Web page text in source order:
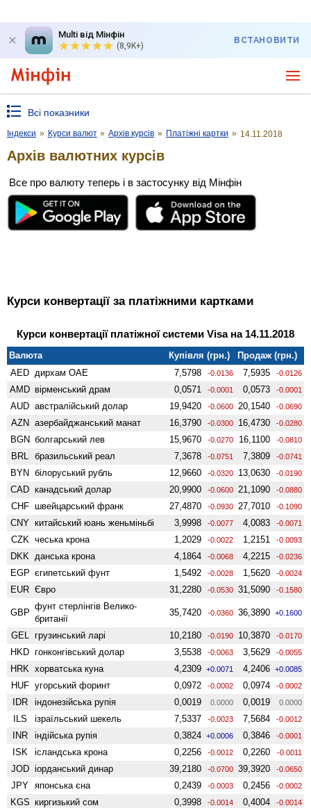
Multi від Мінфін
(8,9K+)
ВСТАНОВИТИ
Всі показники
Індекси » Курси валют » Архів курсів » Платіжні картки » 14.11.2018
Архів валютних курсів
Все про валюту теперь і в застосунку від Мінфін
Курси конвертації за платіжними картками
Курси конвертації платіжної системи Visa на 14.11.2018
Валюта Купівля (грн.)
Продаж (грн.)
AED дирхам ОАЕ 7,5798 -0.0136 7,5935 -0.0126
AMD вiрменський драм 0,0571 -0.0001 0,0573 -0.0001
AUD австралійський долар 19,9420 -0.0600 20,1540 -0.0690
AZN азербайджанський манат 16,3790 -0.0300 16,4730 -0.0280
BGN болгарський лев 15,9670 -0.0270 16,1100 -0.0810
BRL бразильський реал 7,3678 -0.0751 7,3809 -0.0741
BYN білоруський рубль 12,9660 -0.0320 13,0630 -0.0190
CAD канадський долар 20,9900 -0.0600 21,1090 -0.0880
CHF швейцарський франк 27,4870 -0.0930 27,7010 -0.1090
CNY китайський юань женьмiньбi 3,9998 -0.0077 4,0083 -0.0071
CZK чеська крона 1,2029 -0.0022 1,2151 -0.0093
DKK данська крона 4,1864 -0.0068 4,2215 -0.0236
EGP єгипетський фунт 1,5492 -0.0028 1,5620 -0.0024
EUR Євро 31,2280 -0.0530 31,5090 -0.1580
GBP
фунт стерлінгів Велико­
британії
35,7420 -0.0360 36,3890 +0.1600
GEL грузинський ларі 10,2180 -0.0190 10,3870 -0.0170
HKD гонконгівський долар 3,5538 -0.0063 3,5629 -0.0055
HRK хорватська куна 4,2309 +0.0071 4,2406 +0.0085
HUF угорський форинт 0,0972 -0.0002 0,0974 -0.0002
IDR індонезійська рупія 0,0019 0.0000 0,0019 0.0000
ILS ізраїльський шекель 7,5337 -0.0023 7,5684 -0.0012
INR індійська рупія 0,3824 +0.0006 0,3846 -0.0001
ISK ісландська крона 0,2256 -0.0012 0,2260 -0.0011
JOD іорданський динар 39,2180 -0.0700 39,3920 -0.0650
JPY японська єна 0,2439 -0.0003 0,2456 -0.0002
KGS киргизький сом 0,3998 -0.0014 0,4004 -0.0014